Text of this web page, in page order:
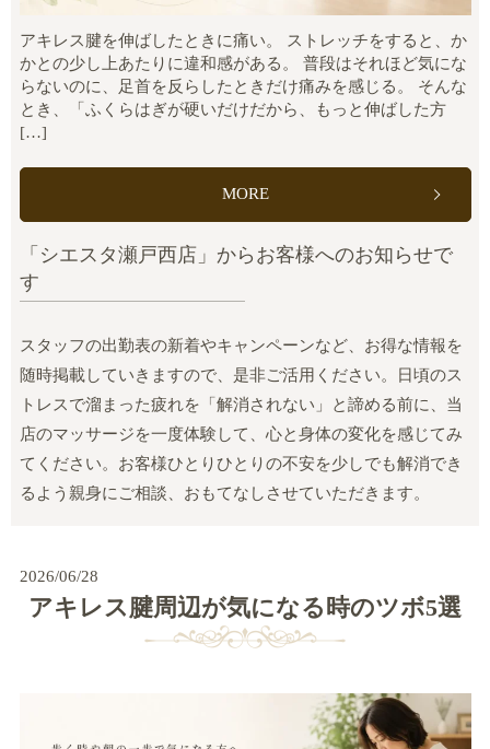
アキレス腱を伸ばしたときに痛い。 ストレッチをすると、か
かとの少し上あたりに違和感がある。 普段はそれほど気にな
らないのに、足首を反らしたときだけ痛みを感じる。 そんな
とき、「ふくらはぎが硬いだけだから、もっと伸ばした方
[…]
MORE
「シエスタ瀬戸西店」からお客様へのお知らせで
す
スタッフの出勤表の新着やキャンペーンなど、お得な情報を
随時掲載していきますので、是非ご活用ください。日頃のス
トレスで溜まった疲れを「解消されない」と諦める前に、当
店のマッサージを一度体験して、心と身体の変化を感じてみ
てください。お客様ひとりひとりの不安を少しでも解消でき
るよう親身にご相談、おもてなしさせていただきます。
2026/06/28
アキレス腱周辺が気になる時のツボ5選